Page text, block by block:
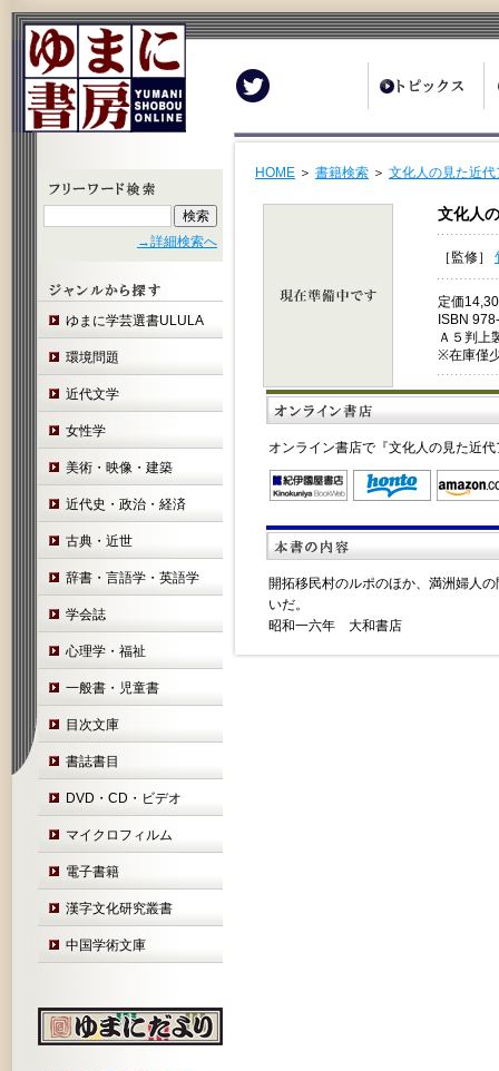
→詳細検索へ
ゆまに学芸選書ULULA
環境問題
近代文学
女性学
美術・映像・建築
近代史・政治・経済
古典・近世
辞書・言語学・英語学
学会誌
心理学・福祉
一般書・児童書
目次文庫
書誌書目
DVD・CD・ビデオ
マイクロフィルム
電子書籍
漢字文化研究叢書
中国学術文庫
HOME ＞ 書籍検索 ＞ 文化人の見た近
文化人
［監修］
定価
ISBN
Ａ５判上
※在庫僅
オンライン書店で『文化人の見た
開拓移民村のルポのほか、満洲婦人
いだ。
昭和一六年 大和書店